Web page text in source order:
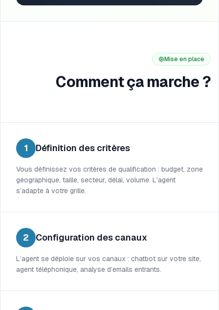
Mise en place
Comment ça marche ?
1 Définition des critères
Vous définissez vos critères de qualification : budget, zone
géographique, taille, secteur, délai, volume. L’agent
s’adapte à votre grille.
2 Configuration des canaux
L’agent se déploie sur vos canaux : chatbot sur votre site,
agent téléphonique, analyse d’emails entrants.